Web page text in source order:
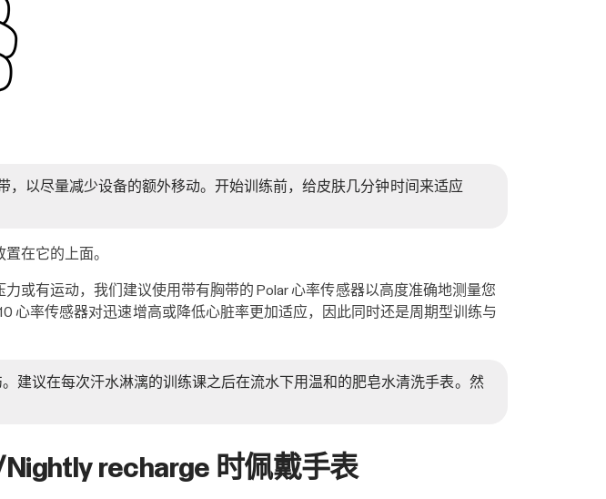
以尽量减少设备的额外移动。开始训练前，给皮肤几分钟时间来适应
在它的上面。
或有运动，我们建议使用带有胸带的 Polar 心率传感器以高度准确地测量您
心率传感器对迅速增高或降低心脏率更加适应，因此同时还是周期型训练与
建议在每次汗水淋漓的训练课之后在流水下用温和的肥皂水清洗手表。然
recharge 时佩戴手表